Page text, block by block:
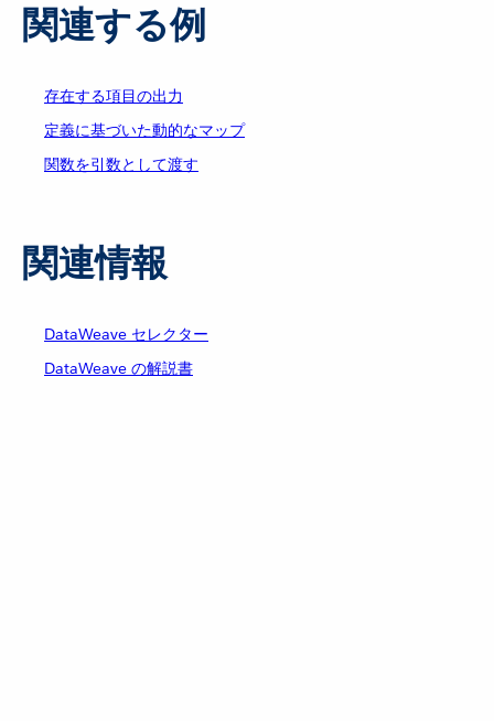
関連する例
存在する項目の出力
定義に基づいた動的なマップ
関数を引数として渡す
関連情報
DataWeave セレクター
DataWeave の解説書